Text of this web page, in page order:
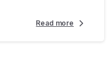
Read more